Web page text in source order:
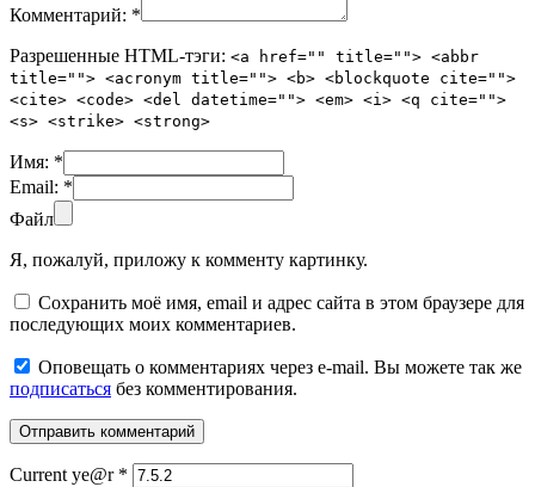
Комментарий: *
Разрешенные HTML-тэги: <a href="" title=""> <abbr
title=""> <acronym title=""> <b> <blockquote cite="">
<cite> <code> <del datetime=""> <em> <i> <q cite="">
<s> <strike> <strong>
Имя: *
Email: *
Файл
Я, пожалуй, приложу к комменту картинку.
Сохранить моё имя, email и адрес сайта в этом браузере для
последующих моих комментариев.
Оповещать о комментариях через e-mail. Вы можете так же
подписаться без комментирования.
Current ye@r *